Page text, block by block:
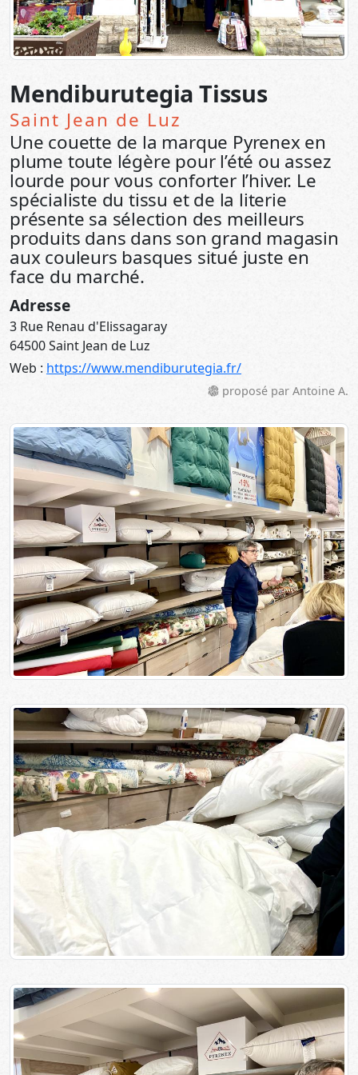
Mendiburutegia Tissus
Saint Jean de Luz
Une couette de la marque Pyrenex en
plume toute légère pour l’été ou assez
lourde pour vous conforter l’hiver. Le
spécialiste du tissu et de la literie
présente sa sélection des meilleurs
produits dans dans son grand magasin
aux couleurs basques situé juste en
face du marché.
Adresse
3 Rue Renau d'Elissagaray
64500 Saint Jean de Luz
Web : https://www.mendiburutegia.fr/
proposé par Antoine A.